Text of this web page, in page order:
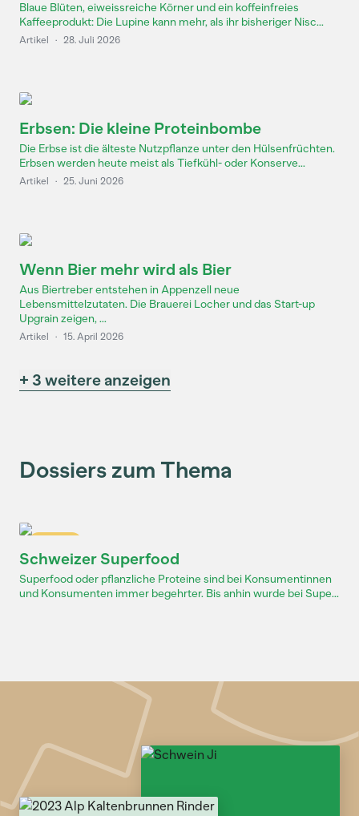
Blaue Blüten, eiweissreiche Körner und ein koffeinfreies
Kaffeeprodukt: Die Lupine kann mehr, als ihr bisheriger Nisc...
Artikel · 28. Juli 2026
Erbsen: Die kleine Proteinbombe
Die Erbse ist die älteste Nutzpflanze unter den Hülsenfrüchten.
Erbsen werden heute meist als Tiefkühl- oder Konserve...
Artikel · 25. Juni 2026
Wenn Bier mehr wird als Bier
Aus Biertreber entstehen in Appenzell neue
Lebensmittelzutaten. Die Brauerei Locher und das Start-up
Upgrain zeigen, ...
Artikel · 15. April 2026
+ 3 weitere anzeigen
Dossiers zum Thema
Schweizer Superfood
Superfood oder pflanzliche Proteine sind bei Konsumentinnen
und Konsumenten immer begehrter. Bis anhin wurde bei Supe...